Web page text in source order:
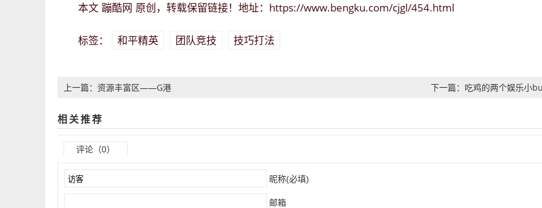
本文 蹦酷网 原创，转载保留链接！地址： https://www.bengku.com/cjgl/454.html
标签： 和平精英 团队竞技 技巧打法
上一篇：资源丰富区——G港 下一篇：吃鸡的两个娱乐小
相关推荐
评论（0）
昵称(必填)
邮箱